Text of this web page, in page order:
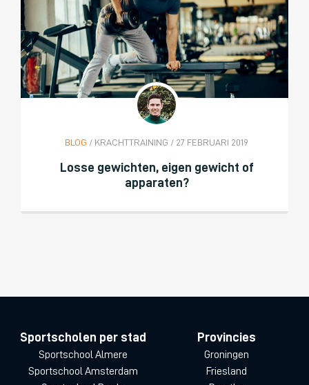
BLOG / KRACHTTRAINING / 27 FEBRUARI 2019
Losse gewichten, eigen gewicht of
apparaten?
Sportscholen per stad
Sportschool Almere
Sportschool Amsterdam
Provincies
Groningen
Friesland